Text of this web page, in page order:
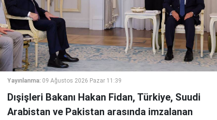
Yayınlanma: 09 Ağustos 2026 Pazar 11:39
Dışişleri Bakanı Hakan Fidan, Türkiye, Suudi
Arabistan ve Pakistan arasında imzalanan